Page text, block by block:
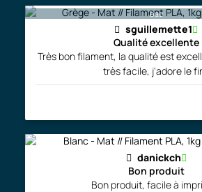
bac
sguillemette1
Qualité excellente
Très bon filament, la qualité est
très facile, j'adore le
danickch
Bon produit
Bon produit, facile à